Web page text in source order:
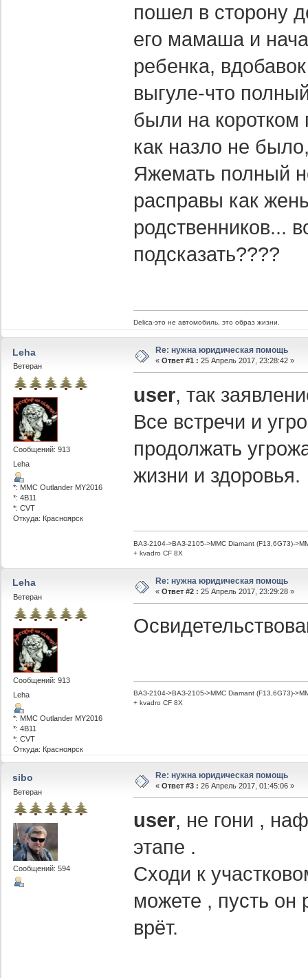
пошел в сторону
его мамаша и
ребенка,
выгуле-что
были на коротком
как назло не
Яжемать полный
расправы как
родственников...
подсказать????
Delica-это не автомобиль, это образ жизни.
Leha
Ветеран
Сообщений: 913
Leha
*: MMC Outlander MY2016
*: 4B11
*: CVT
Откуда: Красноярск
Re: нужна юридическая помощь
« Ответ #1 : 25 Апрель 2017, 23:28:42 »
user, так
Все встречи и
продолжать
жизни и здоровья.
ВАЗ-2104->ВАЗ-2105->MMC Diamant (F13,6G73)-
+ kvadro CF 8X
Leha
Ветеран
Сообщений: 913
Leha
*: MMC Outlander MY2016
*: 4B11
*: CVT
Откуда: Красноярск
Re: нужна юридическая помощь
« Ответ #2 : 25 Апрель 2017, 23:29:28 »
ВАЗ-2104->ВАЗ-2105->MMC Diamant (F13,6G73)-
+ kvadro CF 8X
sibo
Ветеран
Сообщений: 594
Re: нужна юридическая помощь
« Ответ #3 : 26 Апрель 2017, 01:45:06 »
user, не гони ,
этапе .
Сходи к
можете , пусть он
врёт.